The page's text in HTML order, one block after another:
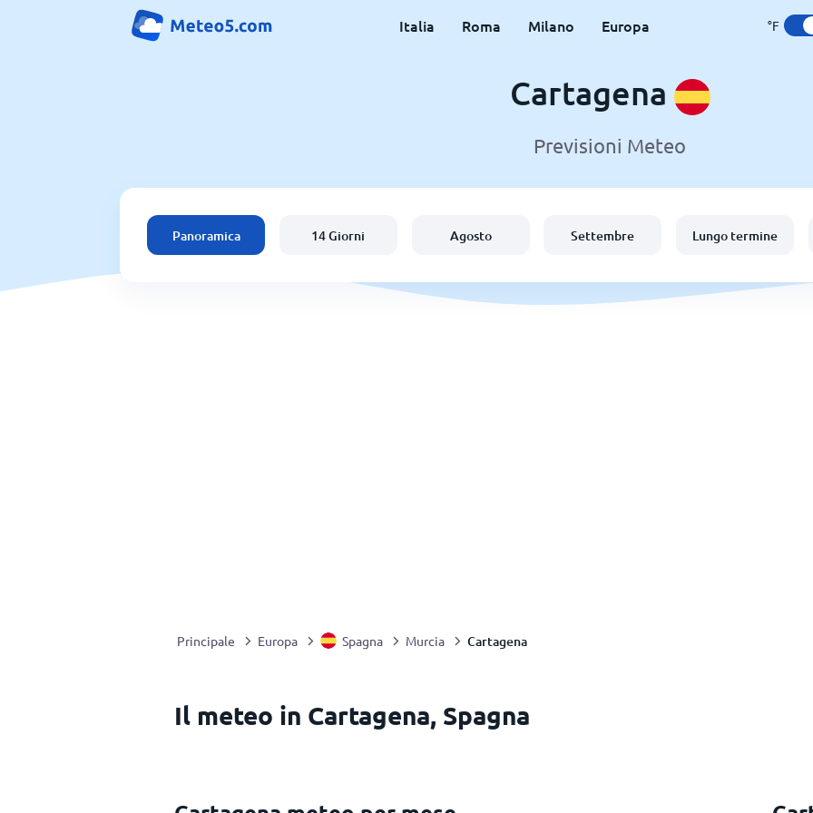
Italia Roma Milano Europa °F
Cartagena
Previsioni Meteo
Panoramica 14 Giorni Agosto Settembre Lungo termine
Principale Europa Spagna Murcia Cartagena
Il meteo in Cartagena, Spagna